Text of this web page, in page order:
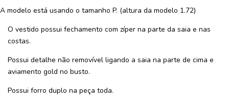
A modelo está usando o tamanho P. (altura da modelo 1.72)
O vestido possui fechamento com zíper na parte da saia e nas
costas.
Possui detalhe não removível ligando a saia na parte de cima e
aviamento gold no busto.
Possui forro duplo na peça toda.